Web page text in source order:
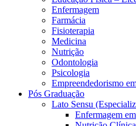
Enfermagem
Farmácia
Fisioterapia
Medicina
Nutrição
Odontologia
Psicologia
Empreendedorismo
Pós Graduação
Lato Sensu
Enfermagem